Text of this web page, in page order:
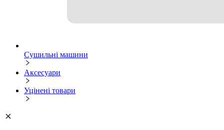
Сушильні машини
Аксесуари
Уцінені товари